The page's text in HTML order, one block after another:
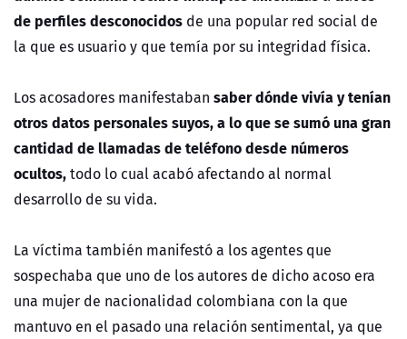
de perfiles desconocidos de una popular red social de
la que es usuario y que temía por su integridad física.
Los acosadores manifestaban saber dónde vivía y tenían
otros datos personales suyos, a lo que se sumó una gran
cantidad de llamadas de teléfono desde números
ocultos,todo lo cual acabó afectando al normal
desarrollo de su vida.
La víctima también manifestó a los agentes que
sospechaba que uno de los autores de dicho acoso era
una mujer de nacionalidad colombiana con la que
mantuvo en el pasado una relación sentimental, ya que